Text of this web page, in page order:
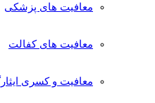
معافیت های پزشکی
معافیت های کفالت
معافیت و کسری ایثارگری